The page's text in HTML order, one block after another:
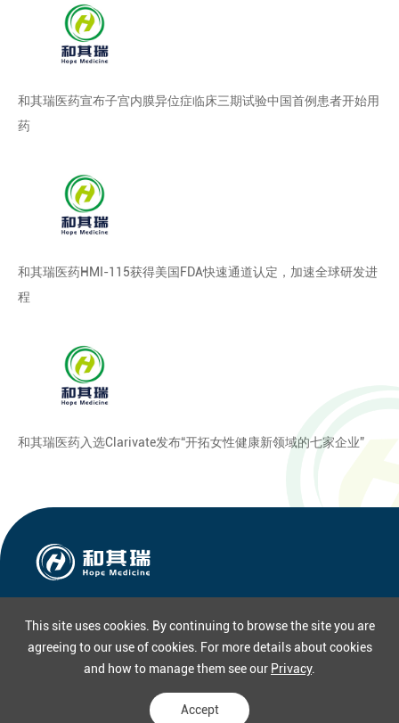
This site uses cookies. By continuing to browse the site you are
agreeing to our use of cookies. For more details about cookies
and how to manage them see our Privacy.
Accept
和其瑞医药宣布子宫内膜异位症临床三期试验中国首例患者开始用
药
和其瑞医药HMI-115获得美国FDA快速通道认定，加速全球研发进
程
和其瑞医药入选Clarivate发布“开拓女性健康新领域的七家企业”
公网安备32011202001483号